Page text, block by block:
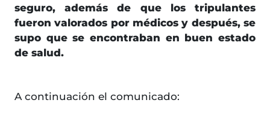
seguro, además de que los tripulantes
fueron valorados por médicos y después, se
supo que se encontraban en buen estado
de salud.
A continuación el comunicado: